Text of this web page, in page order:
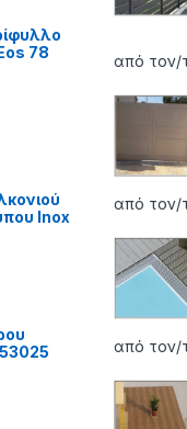
78
Inox
από τον/
από τον/
από τον/